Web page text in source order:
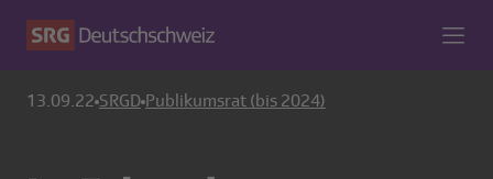
13.09.22 SRGD Publikumsrat (bis 2024)